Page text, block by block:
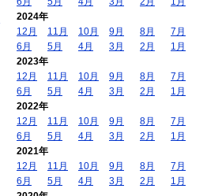
2024年
12月
11月 10月 9月 8月
7月
6月
5月 4月 3月 2月
1月
2023年
12月
11月 10月 9月 8月
7月
6月
5月 4月 3月 2月
1月
2022年
12月
11月 10月 9月 8月
7月
6月
5月 4月 3月 2月
1月
2021年
12月
11月 10月 9月 8月
7月
6月
5月 4月 3月 2月
1月